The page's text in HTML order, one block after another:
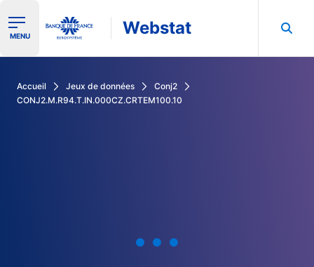
Ouvrir le menu de navigation
MENU Webstat
Accueil Jeux de données
Conj2
CONJ2.M.R94.T.IN.000CZ.CRTEM100.10